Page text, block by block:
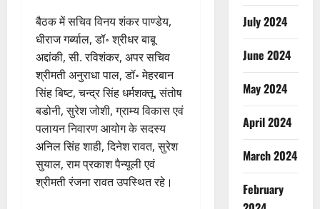
बैठक में सचिव विनय शंकर पाण्डेय,
धीराज गर्ब्याल, डॉ॰ श्रीधर बाबू
अद्दांकी, सी. रविशंकर, अपर सचिव
श्रीमती अनुराधा पाल, डॉ॰ मेहरबान
सिंह बिष्ट, चन्द्र सिंह धर्मशक्तू, संतोष
बडोनी, सुरेश जोशी, ग्राम्य विकास एवं
पलायन निवारण आयोग के सदस्य
अनिल सिंह शाही, दिनेश रावत, सुरेश
सुयाल, राम प्रकाश पैन्यूली एवं
श्रीमती रंजना रावत उपस्थित रहे।
July 2024
June 2024
May 2024
April 2024
March 2024
February